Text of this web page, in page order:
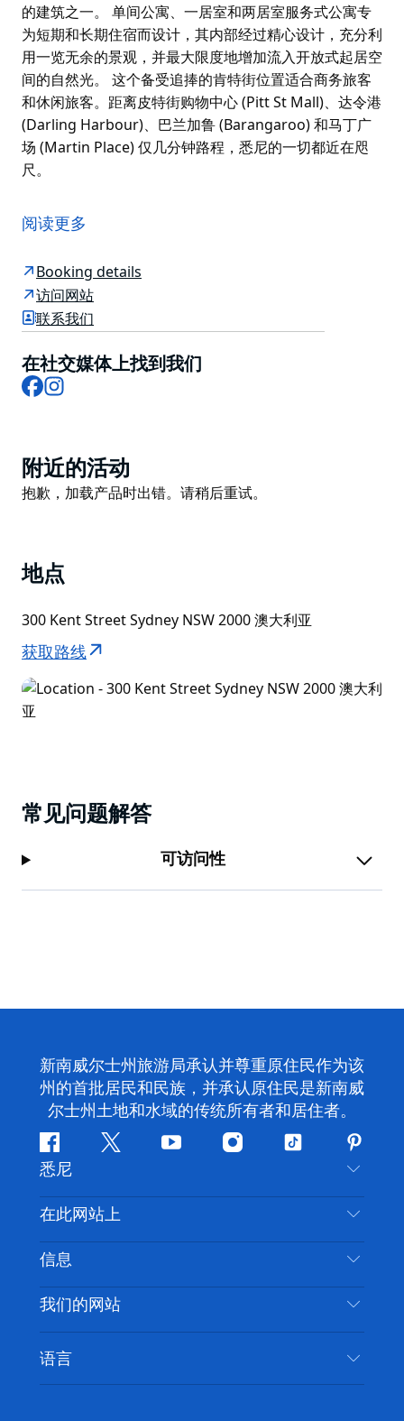
的建筑之一。 单间公寓、一居室和两居室服务式公寓专
为短期和长期住宿而设计，其内部经过精心设计，充分利
用一览无余的景观，并最大限度地增加流入开放式起居空
间的自然光。 这个备受追捧的肯特街位置适合商务旅客
和休闲旅客。距离皮特街购物中心 (Pitt St Mall)、达令港
(Darling Harbour)、巴兰加鲁 (Barangaroo) 和马丁广
场 (Martin Place) 仅几分钟路程，悉尼的一切都近在咫
尺。
的砖砌结构和两座玻璃钢塔楼耸入城市天际线，优雅地表
达了想象力、创新性和完整性，必将成为悉尼最具标志性
单间公寓、一居室和两居室服务式公寓专为短期和长期住
宿而设计，其内部经过精心设计，充分利用一览无余的景
观，并最大限度地增加流入开放式起居空间的自然光。
这个备受追捧的肯特街位置适合商务旅客和休闲旅客。距
离皮特街购物中心 (Pitt St Mall)、达令港 (Darling
阅读更多
Booking details
访问网站
联系我们
在社交媒体上找到我们
Facebook
Product
List
附近的活动
Product
抱歉，加载产品时出错。请稍后重试。
地点
300 Kent Street Sydney NSW 2000 澳大利亚
获取路线
常见问题解答
可访问性
新南威尔士州旅游局承认并尊重原住民作为该
州的首批居民和民族，并承认原住民是新南威
尔士州土地和水域的传统所有者和居住者。
Facebook叽
喳
喳
YouTubeInstagram
抖
悉尼
联系我们
免责声明
隐私
Cookie 通知
在此网站上
目的地
推荐活动
新南威尔士州公路旅行
活动
住宿
信息
旅行信息
无障碍悉尼
列出您的业务
我们的网站
语言